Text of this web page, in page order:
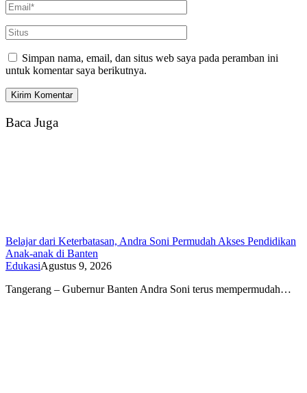
Simpan nama, email, dan situs web saya pada peramban ini
untuk komentar saya berikutnya.
Baca Juga
Belajar dari Keterbatasan, Andra Soni Permudah Akses Pendidikan
Anak-anak di Banten
EdukasiAgustus 9, 2026
Tangerang – Gubernur Banten Andra Soni terus mempermudah…